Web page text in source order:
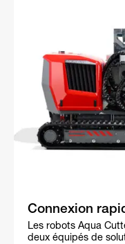
Connexion
Les robots Aqua
deux équipés de